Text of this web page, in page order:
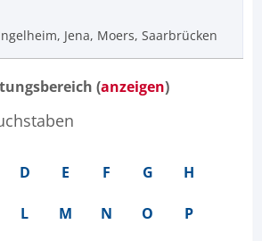
Jena, Moers, Saarbrücken
(anzeigen)
D E F G H
L M N O P